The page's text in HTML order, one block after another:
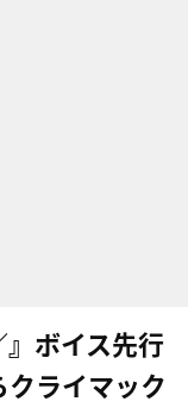
ボイス先行
クライマック